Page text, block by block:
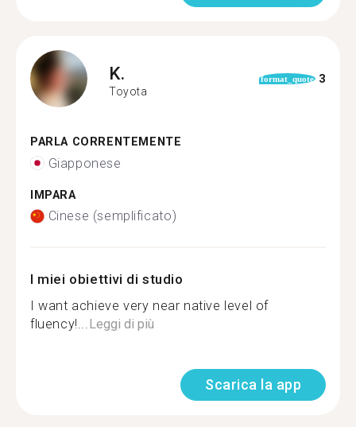
K.
Toyota
format_quote 3
PARLA CORRENTEMENTE
Giapponese
IMPARA
Cinese (semplificato)
I miei obiettivi di studio
I want achieve very near native level of
fluency!...Leggi di più
Scarica la app